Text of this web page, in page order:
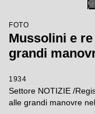
FOTO
Mussolini e
grandi
1934
Settore NOTIZIE /
alle grandi manovre